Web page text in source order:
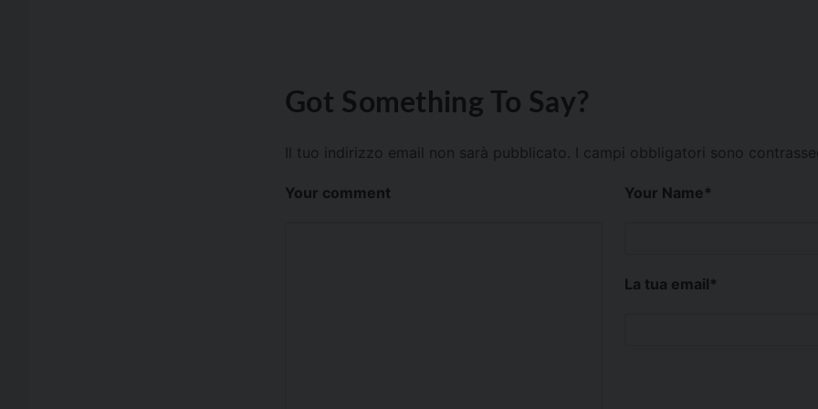
Got Something To Say?
Il tuo indirizzo email non sarà pubblicato. I campi obbligatori sono
Your comment Your Name*
La tua email*